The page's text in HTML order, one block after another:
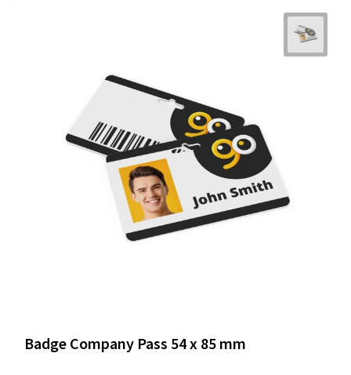
Badge Company Pass 54 x 85 mm